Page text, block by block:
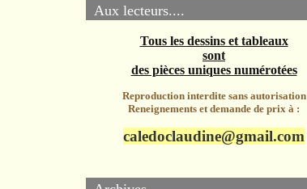
Aux lecteurs....
Tous les dessins et tableaux
sont
des pièces uniques numérotées
Reproduction interdite sans autorisation
Reneignements et demande de prix à :
caledoclaudine@gmail.com